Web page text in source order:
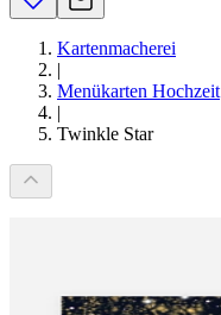
Kartenmacherei
|
Menükarten Hochzeit
|
Twinkle Star